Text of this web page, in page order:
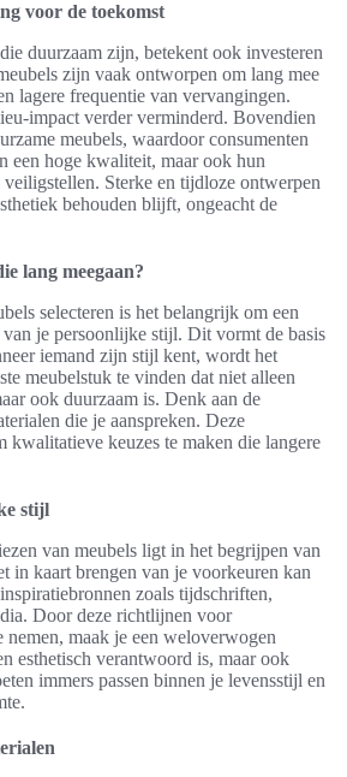
voor de toekomst
duurzaam zijn, betekent ook investeren
zijn vaak ontworpen om lang mee
lagere frequentie van vervangingen.
impact verder verminderd. Bovendien
meubels, waardoor consumenten
een hoge kwaliteit, maar ook hun
Sterke en tijdloze ontwerpen
behouden blijft, ongeacht de
lang meegaan?
selecteren is het belangrijk om een
van je persoonlijke stijl. Dit vormt de basis
iemand zijn stijl kent, wordt het
meubelstuk te vinden dat niet alleen
ook duurzaam is. Denk aan de
die je aanspreken. Deze
kwalitatieve keuzes te maken die langere
stijl
van meubels ligt in het begrijpen van
in kaart brengen van je voorkeuren kan
zoals tijdschriften,
Door deze richtlijnen voor
nemen, maak je een weloverwogen
esthetisch verantwoord is, maar ook
immers passen binnen je levensstijl en